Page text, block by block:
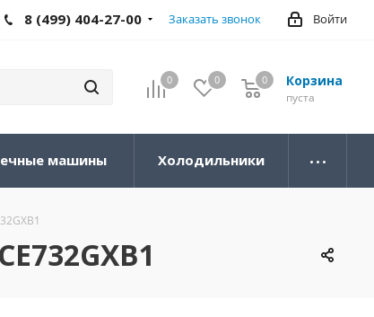
Войти
8 (499) 404-27-00 Заказать звонок
0 0 Корзина
0
пуста
0
машины Холодильники